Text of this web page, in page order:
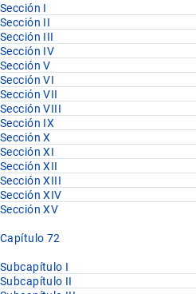
Sección I
Sección II
Sección III
Sección IV
Sección V
Sección VI
Sección VII
Sección VIII
Sección IX
Sección X
Sección XI
Sección XII
Sección XIII
Sección XIV
Sección XV
Capítulo 72
Subcapítulo I
Subcapítulo II